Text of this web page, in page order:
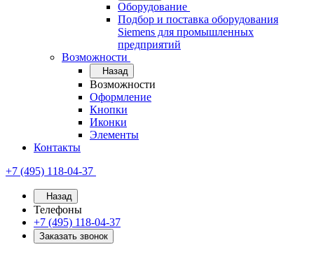
Оборудование
Подбор и поставка оборудования
Siemens для промышленных
предприятий
Возможности
Назад
Возможности
Оформление
Кнопки
Иконки
Элементы
Контакты
+7 (495) 118-04-37
Назад
Телефоны
+7 (495) 118-04-37
Заказать звонок